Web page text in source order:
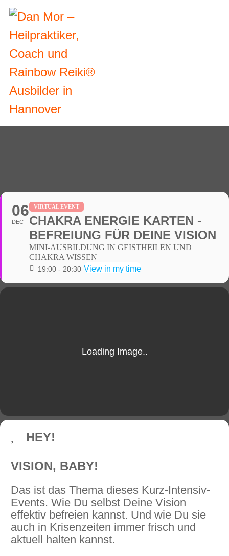
06
DEC
VIRTUAL EVENT
CHAKRA ENERGIE KARTEN -
BEFREIUNG FÜR DEINE VISION
MINI-AUSBILDUNG IN GEISTHEILEN UND
CHAKRA WISSEN
19:00 - 20:30 View in my time
HEY!
VISION, BABY!
Das ist das Thema dieses Kurz-Intensiv-
Events. Wie Du selbst Deine Vision
effektiv befreien kannst. Und wie Du sie
auch in Krisenzeiten immer frisch und
aktuell halten kannst.